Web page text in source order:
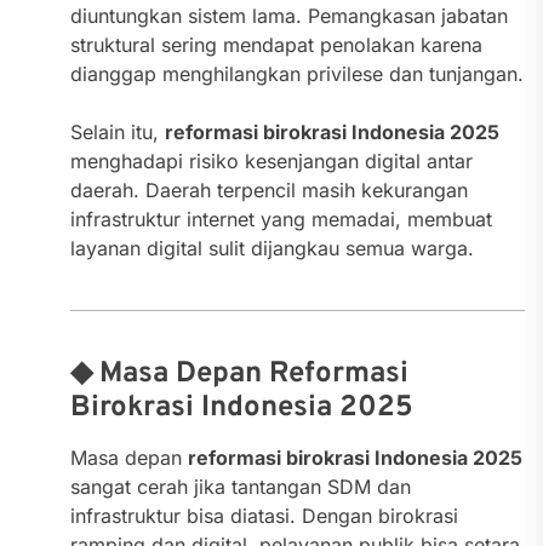
diuntungkan sistem lama. Pemangkasan jabatan
struktural sering mendapat penolakan karena
dianggap menghilangkan privilese dan tunjangan.
Selain itu, reformasi birokrasi Indonesia 2025
menghadapi risiko kesenjangan digital antar
daerah. Daerah terpencil masih kekurangan
infrastruktur internet yang memadai, membuat
layanan digital sulit dijangkau semua warga.
◆ Masa Depan Reformasi
Birokrasi Indonesia 2025
Masa depan reformasi birokrasi Indonesia 2025
sangat cerah jika tantangan SDM dan
infrastruktur bisa diatasi. Dengan birokrasi